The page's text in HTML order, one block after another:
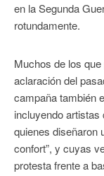
en la Segunda
rotundamente.
Muchos de los
aclaración del
campaña también
incluyendo
quienes diseñaron
confort”, y cuyas
protesta frente a